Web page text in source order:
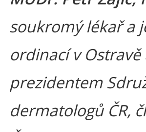
soukromý lékař a
ordinací v Ostravě
prezidentem
dermatologů ČR,